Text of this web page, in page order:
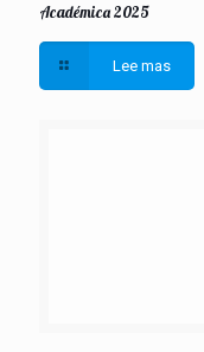
Académica 2025
Lee mas